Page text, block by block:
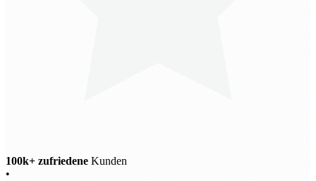
100k+ zufriedene Kunden
•